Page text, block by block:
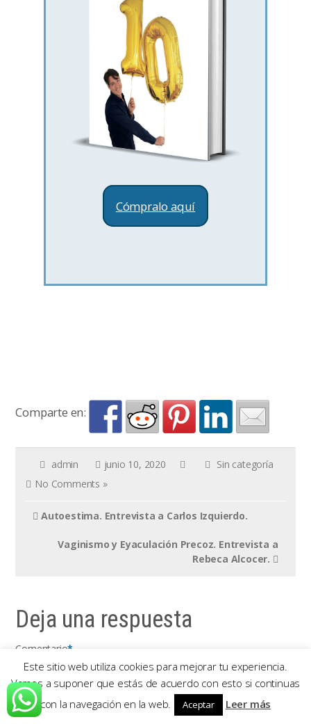
Cómpralo aquí
Comparte en:
admin junio 10, 2020
Sin categoría
No Comments »
Autoestima. Entrevista a Carlos Izquierdo.
Vaginismo y Eyaculación Precoz. Entrevista a
Rebeca Alcocer.
Deja una respuesta
Comentario*
Este sitio web utiliza cookies para mejorar tu experiencia.
Vamos a suponer que estás de acuerdo con esto si continuas
con la navegación en la web.
Aceptar Leer más